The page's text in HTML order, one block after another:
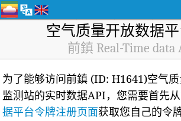
空气质量开放数据
前鎮 Real-Time data
为了能够访问前鎮 (ID: H1641)空气
监测站的实时数据API，您需要首先从
据平台令牌注册页面获取您自己的令牌